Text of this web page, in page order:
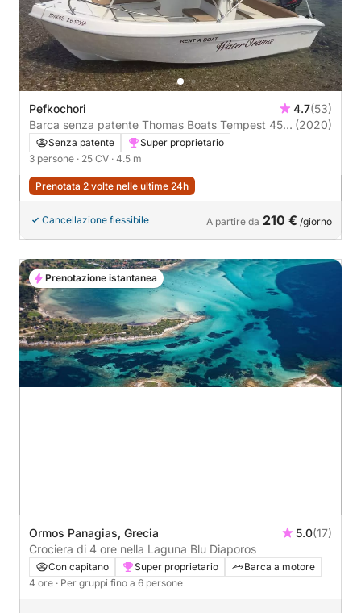
Pefkochori 4.7(53)
Barca senza patente Thomas Boats Tempest 450
25CV
(2020)
Senza patente
Super proprietario
3 persone · 25 CV · 4.5 m
Prenotata 2 volte nelle ultime 24h
Cancellazione flessibile A partire da 210 € /giorno
Ormos Panagias, Grecia 5.0(17)
Crociera di 4 ore nella Laguna Blu Diaporos
Con capitano Super proprietario
Barca a motore
4 ore · Per gruppi fino a 6 persone
Prenotazione istantanea